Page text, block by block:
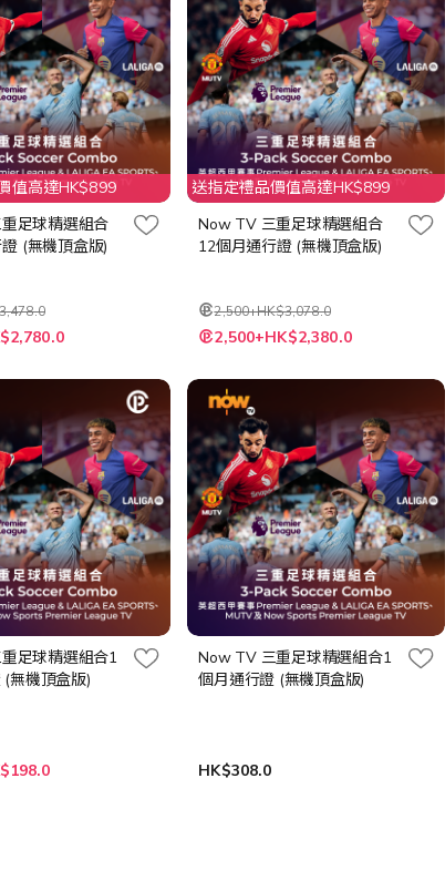
值高達HK$899
足球精選組合
(無機頂盒版)
送指定禮品價值高達HK$899
Now TV 三重足球精選組合
12個月通行證 (無機頂盒版)
2,500+HK$3,078.0
特
殊
格
2,500+HK$2,380.0
足球精選組合1
無機頂盒版)
Now TV 三重足球精選組合1
個月通行證 (無機頂盒版)
HK$308.0